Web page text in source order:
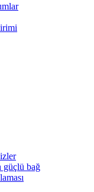
güçlü bağ